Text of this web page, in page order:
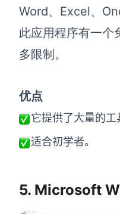
Word、Excel、
此应用程序有一个
多限制。
优点
它提供了大量的工
适合初学者。
5. Microsoft